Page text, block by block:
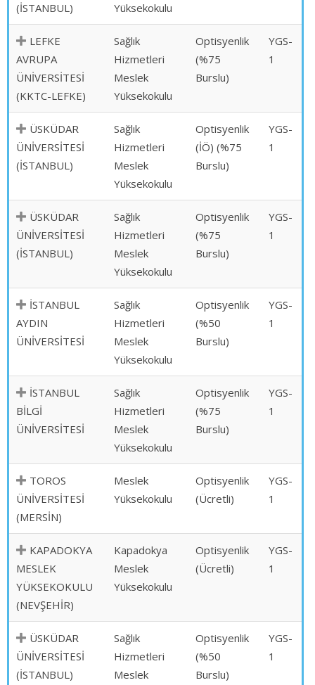
(İSTANBUL)
Yüksekokulu
LEFKE
AVRUPA
ÜNİVERSİTESİ
(KKTC-LEFKE)
Sağlık
Hizmetleri
Meslek
Yüksekokulu
Optisyenlik
(%75
Burslu)
YGS-
1
ÜSKÜDAR
ÜNİVERSİTESİ
(İSTANBUL)
Sağlık
Hizmetleri
Meslek
Yüksekokulu
Optisyenlik
(İÖ) (%75
Burslu)
YGS-
1
ÜSKÜDAR
ÜNİVERSİTESİ
(İSTANBUL)
Sağlık
Hizmetleri
Meslek
Yüksekokulu
Optisyenlik
(%75
Burslu)
YGS-
1
İSTANBUL
AYDIN
ÜNİVERSİTESİ
Sağlık
Hizmetleri
Meslek
Yüksekokulu
Optisyenlik
(%50
Burslu)
YGS-
1
İSTANBUL
BİLGİ
ÜNİVERSİTESİ
Sağlık
Hizmetleri
Meslek
Yüksekokulu
Optisyenlik
(%75
Burslu)
YGS-
1
TOROS
ÜNİVERSİTESİ
(MERSİN)
Meslek
Yüksekokulu
Optisyenlik
(Ücretli)
YGS-
1
KAPADOKYA
MESLEK
YÜKSEKOKULU
(NEVŞEHİR)
Kapadokya
Meslek
Yüksekokulu
Optisyenlik
(Ücretli)
YGS-
1
ÜSKÜDAR
ÜNİVERSİTESİ
(İSTANBUL)
Sağlık
Hizmetleri
Meslek
Optisyenlik
(%50
Burslu)
YGS-
1